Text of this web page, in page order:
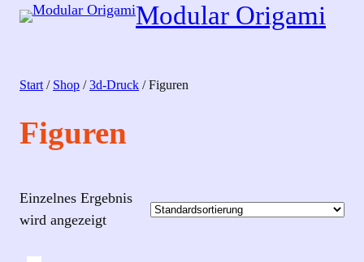
Modular Origami
Start/ Shop /3d-Druck / Figuren
Figuren
Einzelnes Ergebnis
wird angezeigt